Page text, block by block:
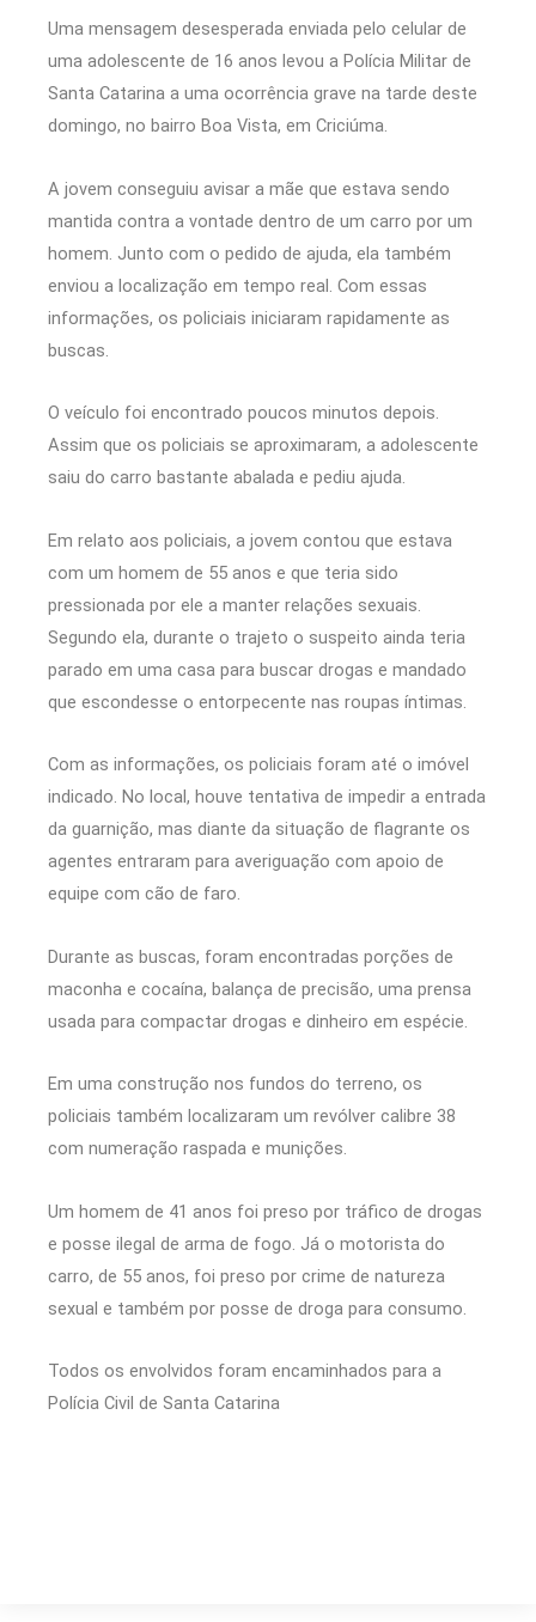
Uma mensagem desesperada enviada pelo celular de
uma adolescente de 16 anos levou a Polícia Militar de
Santa Catarina a uma ocorrência grave na tarde deste
domingo, no bairro Boa Vista, em Criciúma.
A jovem conseguiu avisar a mãe que estava sendo
mantida contra a vontade dentro de um carro por um
homem. Junto com o pedido de ajuda, ela também
enviou a localização em tempo real. Com essas
informações, os policiais iniciaram rapidamente as
buscas.
O veículo foi encontrado poucos minutos depois.
Assim que os policiais se aproximaram, a adolescente
saiu do carro bastante abalada e pediu ajuda.
Em relato aos policiais, a jovem contou que estava
com um homem de 55 anos e que teria sido
pressionada por ele a manter relações sexuais.
Segundo ela, durante o trajeto o suspeito ainda teria
parado em uma casa para buscar drogas e mandado
que escondesse o entorpecente nas roupas íntimas.
Com as informações, os policiais foram até o imóvel
indicado. No local, houve tentativa de impedir a entrada
da guarnição, mas diante da situação de flagrante os
agentes entraram para averiguação com apoio de
equipe com cão de faro.
Durante as buscas, foram encontradas porções de
maconha e cocaína, balança de precisão, uma prensa
usada para compactar drogas e dinheiro em espécie.
Em uma construção nos fundos do terreno, os
policiais também localizaram um revólver calibre 38
com numeração raspada e munições.
Um homem de 41 anos foi preso por tráfico de drogas
e posse ilegal de arma de fogo. Já o motorista do
carro, de 55 anos, foi preso por crime de natureza
sexual e também por posse de droga para consumo.
Todos os envolvidos foram encaminhados para a
Polícia Civil de Santa Catarina